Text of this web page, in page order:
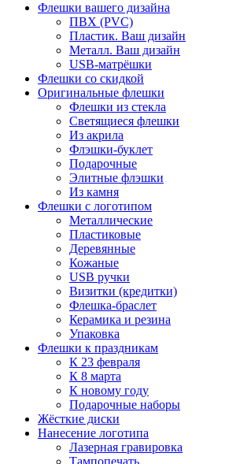
Флешки вашего дизайна
ПВХ (PVC)
Пластик. Ваш дизайн
Металл. Ваш дизайн
USB-матрёшки
Флешки со скидкой
Оригинальные флешки
Флешки из стекла
Светящиеся флешки
Из акрила
Флэшки-буклет
Подарочные
Элитные флэшки
Из камня
Флешки с логотипом
Металлические
Пластиковые
Деревянные
Кожаные
USB ручки
Визитки (кредитки)
Флешка-браслет
Керамика и резина
Упаковка
Флешки к праздникам
К 23 февраля
К 8 марта
К новому году
Подарочные наборы
Жёсткие диски
Нанесение логотипа
Лазерная гравировка